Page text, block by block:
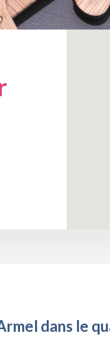
dans le